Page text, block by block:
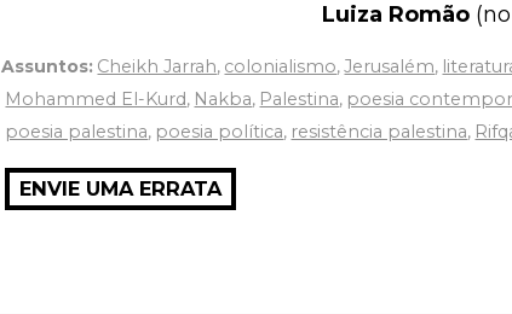
Luiza Romão(no
Assuntos: Cheikh Jarrah, colonialismo,Jerusalém,
Mohammed El-Kurd, Nakba, Palestina, poesia
poesia palestina, poesia política, resistência palestina,
ENVIE UMA ERRATA